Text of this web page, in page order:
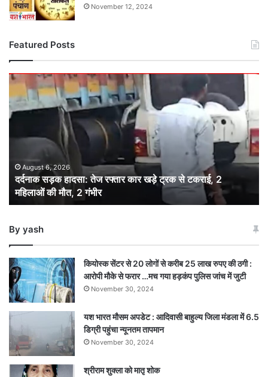
November 12, 2024
Featured Posts
दर्दनाक
हादसा:
तेज
कार
ट्रक
टकराई,
2
की
गंभीर
August 6, 2026
दर्दनाक सड़क हादसा: तेज रफ्तार कार खड़े ट्रक से टकराई, 2
महिलाओं की मौत, 2 गंभीर
By yash
कियोस्क सेंटर से 20 लोगों से करीब 25 लाख रुपए की ठगी :
आरोपी मौके से फरार …मच गया हड़कंप पुलिस जांच में जुटी
November 30, 2024
यश भारत मौसम अपडेट : आदिवासी बाहुल्य जिला मंडला में 6.5
डिग्री पहुंचा न्यूनतम तापमान
November 30, 2024
श्रीराम शुक्ला को मातृ शोक